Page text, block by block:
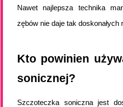
Nawet najlepsza technika
zębów nie daje tak doskonałych
Kto powinien
sonicznej?
Szczoteczka soniczna jest